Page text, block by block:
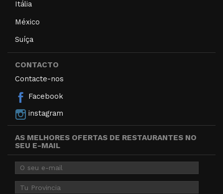
Itália
México
Suíça
CONTACTO
Contacte-nos
Facebook
instagram
AS MELHORES OFERTAS DE RESTAURANTES NO
SEU E-MAIL